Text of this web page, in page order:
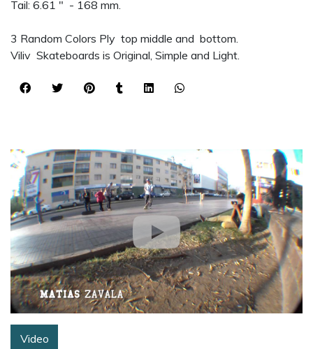
Tail: 6.61 " - 168 mm.
3 Random Colors Ply top middle and bottom.
Viliv Skateboards is Original, Simple and Light.
Video